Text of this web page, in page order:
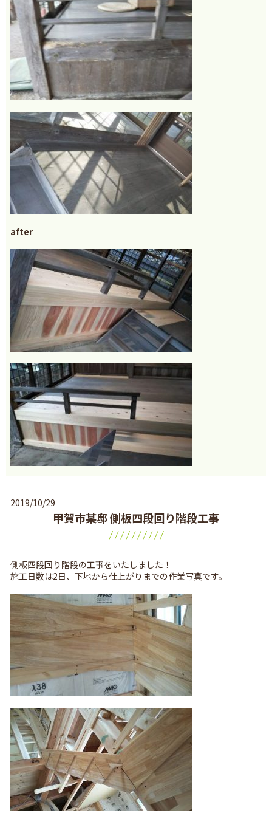
after
2019/10/29
甲賀市某邸 側板四段回り階段工事
側板四段回り階段の工事をいたしました！
施工日数は2日、下地から仕上がりまでの作業写真です。